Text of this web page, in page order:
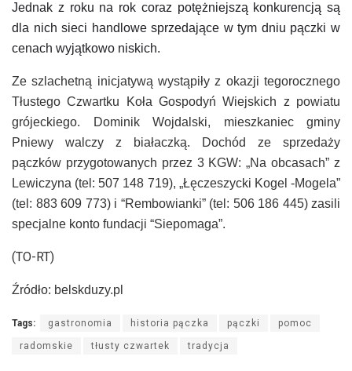
Jednak z roku na rok coraz potężniejszą konkurencją są
dla nich sieci handlowe sprzedające w tym dniu pączki w
cenach wyjątkowo niskich.
Ze szlachetną inicjatywą wystąpiłyz okazji tegorocznego
Tłustego Czwartku
Koła Gospodyń Wiejskich z powiatu
grójeckiego. Dominik Wojdalski, mieszkaniec gminy
Pniewy walczy z białaczką. Dochód ze sprzedaży
pączków przygotowanych przez 3 KGW: „Na obcasach” z
Lewiczyna (tel: 507 148 719), „Łęczeszycki Kogel -Mogela”
(tel: 883 609 773) i “Rembowianki” (tel: 506 186 445) zasili
specjalne konto fundacji “Siepomaga”.
(TO-RT)
Źródło: belskduzy.pl
Tags: gastronomia historia pączka pączki pomoc
radomskie tłusty czwartek tradycja